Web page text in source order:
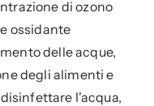
di ozono
ossidante
delle acque,
degli alimenti e
l'acqua,